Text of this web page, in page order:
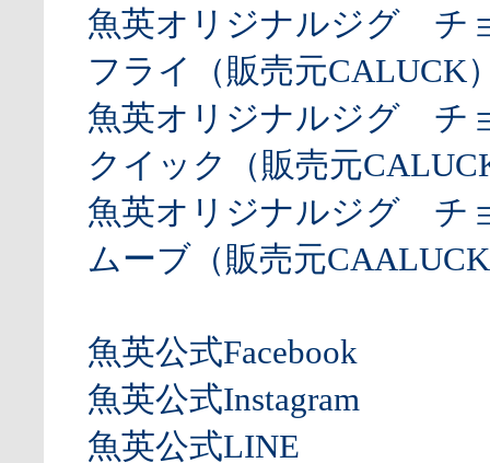
魚英オリジナルジグ チ
フライ（販売元CALUCK
魚英オリジナルジグ チ
クイック（販売元
魚英オリジナルジグ チ
ムーブ（販売元
魚英公式Facebook
魚英公式Instagram
魚英公式LINE